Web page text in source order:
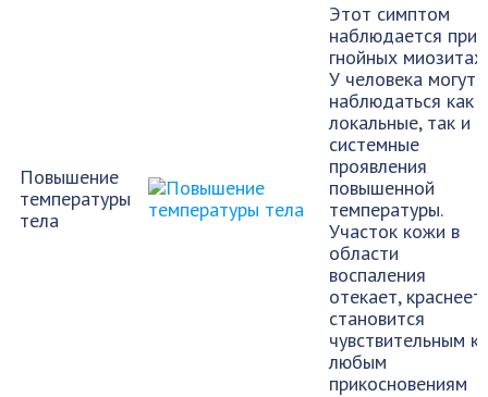
Повышение
температуры
тела
Этот симптом
наблюдается при
гнойных миозитах.
У человека могут
наблюдаться как
локальные, так и
системные
проявления
повышенной
температуры.
Участок кожи в
области
воспаления
отекает, краснеет,
становится
чувствительным к
любым
прикосновениям